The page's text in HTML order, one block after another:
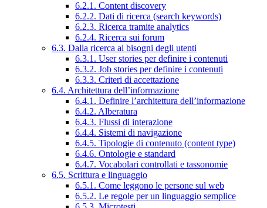
6.2.1. Content discovery
6.2.2. Dati di ricerca (search keywords)
6.2.3. Ricerca tramite analytics
6.2.4. Ricerca sui forum
6.3. Dalla ricerca ai bisogni degli utenti
6.3.1. User stories per definire i contenuti
6.3.2. Job stories per definire i contenuti
6.3.3. Criteri di accettazione
6.4. Architettura dell’informazione
6.4.1. Definire l’architettura dell’informazione
6.4.2. Alberatura
6.4.3. Flussi di interazione
6.4.4. Sistemi di navigazione
6.4.5. Tipologie di contenuto (content type)
6.4.6. Ontologie e standard
6.4.7. Vocabolari controllati e tassonomie
6.5. Scrittura e linguaggio
6.5.1. Come leggono le persone sul web
6.5.2. Le regole per un linguaggio semplice